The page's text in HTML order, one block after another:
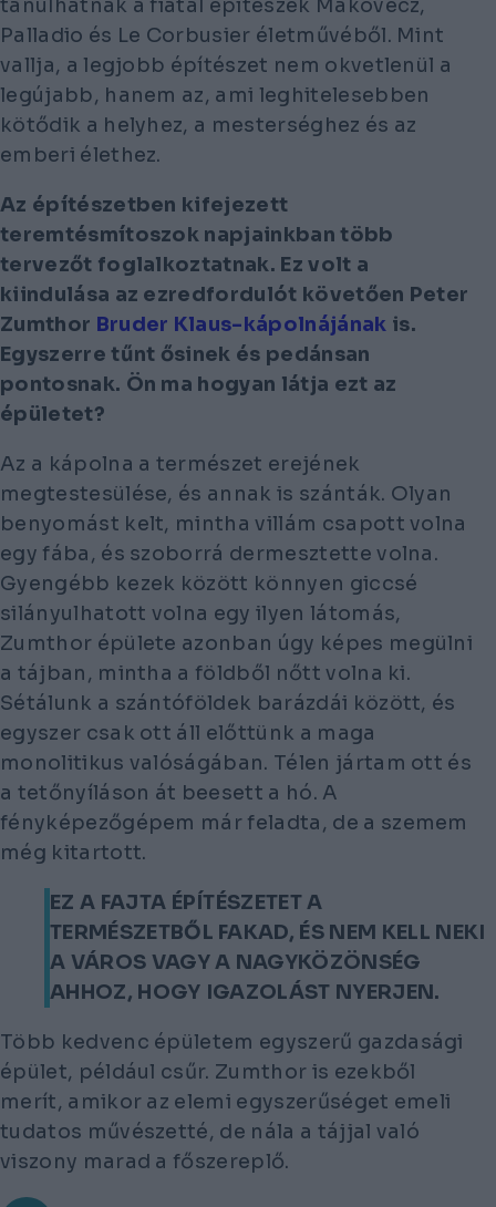
tanulhatnak a fiatal építészek Makovecz,
Palladio és Le Corbusier életművéből. Mint
vallja, a legjobb építészet nem okvetlenül a
legújabb, hanem az, ami leghitelesebben
kötődik a helyhez, a mesterséghez és az
emberi élethez.
Az építészetben kifejezett
teremtésmítoszok napjainkban több
tervezőt foglalkoztatnak. Ez volt a
kiindulása az ezredfordulót követően Peter
Zumthor Bruder Klaus-kápolnájának is.
Egyszerre tűnt ősinek és pedánsan
pontosnak. Ön ma hogyan látja ezt az
épületet?
Az a kápolna a természet erejének
megtestesülése, és annak is szánták. Olyan
benyomást kelt, mintha villám csapott volna
egy fába, és szoborrá dermesztette volna.
Gyengébb kezek között könnyen giccsé
silányulhatott volna egy ilyen látomás,
Zumthor épülete azonban úgy képes megülni
a tájban, mintha a földből nőtt volna ki.
Sétálunk a szántóföldek barázdái között, és
egyszer csak ott áll előttünk a maga
monolitikus valóságában. Télen jártam ott és
a tetőnyíláson át beesett a hó. A
fényképezőgépem már feladta, de a szemem
még kitartott.
EZ A FAJTA ÉPÍTÉSZETET A
TERMÉSZETBŐL FAKAD, ÉS NEM KELL NEKI
A VÁROS VAGY A NAGYKÖZÖNSÉG
AHHOZ, HOGY IGAZOLÁST NYERJEN.
Több kedvenc épületem egyszerű gazdasági
épület, például csűr. Zumthor is ezekből
merít, amikor az elemi egyszerűséget emeli
tudatos művészetté, de nála a tájjal való
viszony marad a főszereplő.